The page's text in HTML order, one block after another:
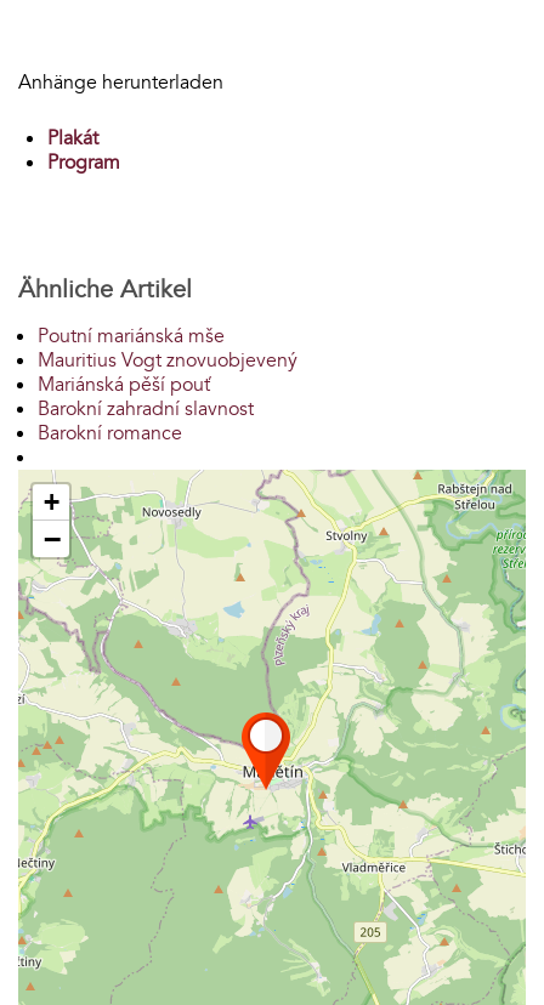
Anhänge herunterladen
Plakát
Program
Ähnliche Artikel
Poutní mariánská mše
Mauritius Vogt znovuobjevený
Mariánská pěší pouť
Barokní zahradní slavnost
Barokní romance
+
−